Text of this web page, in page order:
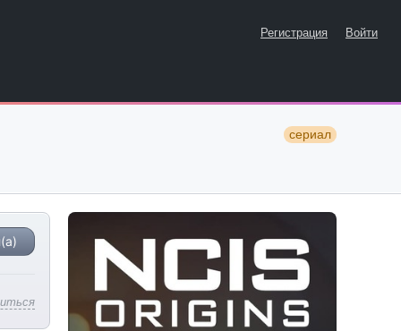
Регистрация Войти
сериал